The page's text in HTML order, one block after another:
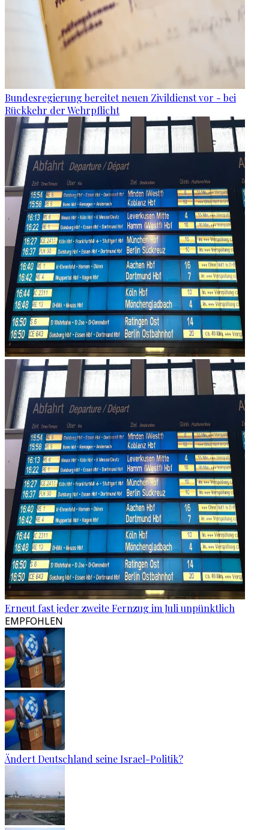
Bundesregierung bereitet neuen Zivildienst vor - bei
Rückkehr der Wehrpflicht
Erneut fast jeder zweite Fernzug im Juli unpünktlich
EMPFOHLEN
Ändert Deutschland seine Israel-Politik?